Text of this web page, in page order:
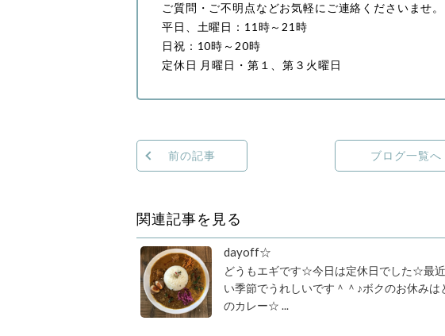
ご質問・ご不明点などお気軽にご連絡くださいませ。
平日、土曜日：11時～21時
日祝：10時～20時
定休日 月曜日・第１、第３火曜日
前の記事 ブログ一覧へ
関連記事を見る
dayoff☆
どうもエギです☆今日は定休日でした☆最
い季節でうれしいです＾＾♪ボクのお休み
のカレー☆ ...